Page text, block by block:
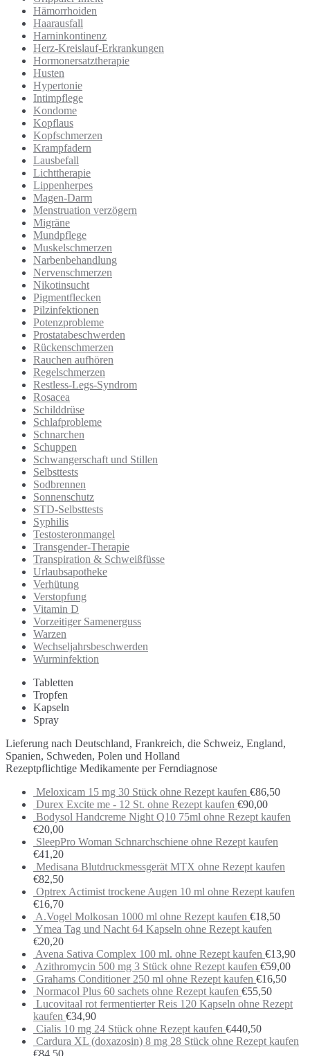
Hämorrhoiden
Haarausfall
Harninkontinenz
Herz-Kreislauf-Erkrankungen
Hormonersatztherapie
Husten
Hypertonie
Intimpflege
Kondome
Kopflaus
Kopfschmerzen
Krampfadern
Lausbefall
Lichttherapie
Lippenherpes
Magen-Darm
Menstruation verzögern
Migräne
Mundpflege
Muskelschmerzen
Narbenbehandlung
Nervenschmerzen
Nikotinsucht
Pigmentflecken
Pilzinfektionen
Potenzprobleme
Prostatabeschwerden
Rückenschmerzen
Rauchen aufhören
Regelschmerzen
Restless-Legs-Syndrom
Rosacea
Schilddrüse
Schlafprobleme
Schnarchen
Schuppen
Schwangerschaft und Stillen
Selbsttests
Sodbrennen
Sonnenschutz
STD-Selbsttests
Syphilis
Testosteronmangel
Transgender-Therapie
Transpiration & Schweißfüsse
Urlaubsapotheke
Verhütung
Verstopfung
Vitamin D
Vorzeitiger Samenerguss
Warzen
Wechseljahrsbeschwerden
Wurminfektion
Tabletten
Tropfen
Kapseln
Spray
Lieferung nach Deutschland, Frankreich, die Schweiz, England,
Spanien, Schweden, Polen und Holland
Rezeptpflichtige Medikamente per Ferndiagnose
Meloxicam 15 mg 30 Stück ohne Rezept kaufen €86,50
Durex Excite me - 12 St. ohne Rezept kaufen €90,00
Bodysol Handcreme Night Q10 75ml ohne Rezept kaufen
€20,00
SleepPro Woman Schnarchschiene ohne Rezept kaufen
€41,20
Medisana Blutdruckmessgerät MTX ohne Rezept kaufen
€82,50
Optrex Actimist trockene Augen 10 ml ohne Rezept kaufen
€16,70
A.Vogel Molkosan 1000 ml ohne Rezept kaufen €18,50
Ymea Tag und Nacht 64 Kapseln ohne Rezept kaufen
€20,20
Avena Sativa Complex 100 ml. ohne Rezept kaufen €13,90
Azithromycin 500 mg 3 Stück ohne Rezept kaufen €59,00
Grahams Conditioner 250 ml ohne Rezept kaufen €16,50
Normacol Plus 60 sachets ohne Rezept kaufen €55,50
Lucovitaal rot fermentierter Reis 120 Kapseln ohne Rezept
kaufen €34,90
Cialis 10 mg 24 Stück ohne Rezept kaufen €440,50
Cardura XL (doxazosin) 8 mg 28 Stück ohne Rezept kaufen
€84,50